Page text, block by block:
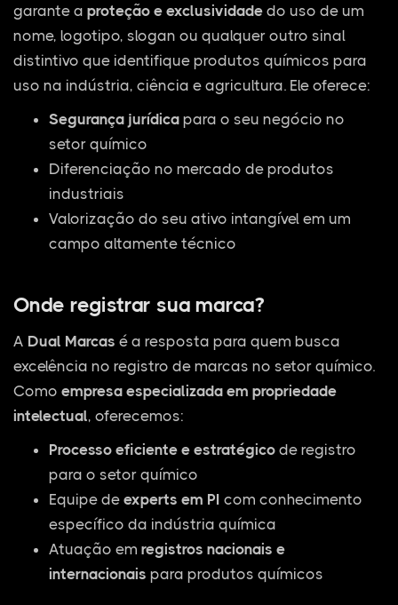
garante a proteção e exclusividade do uso de um
nome, logotipo, slogan ou qualquer outro sinal
distintivo que identifique produtos químicos para
uso na indústria, ciência e agricultura. Ele oferece:
Segurança jurídica para o seu negócio no
setor químico
Diferenciação no mercado de produtos
industriais
Valorização do seu ativo intangível em um
campo altamente técnico
Onde registrar sua marca?
A Dual Marcas é a resposta para quem busca
excelência no registro de marcas no setor químico.
Como empresa especializada em propriedade
intelectual, oferecemos:
Processo eficiente e estratégico de registro
para o setor químico
Equipe de experts em PI com conhecimento
específico da indústria química
Atuação em registros nacionais e
internacionais para produtos químicos